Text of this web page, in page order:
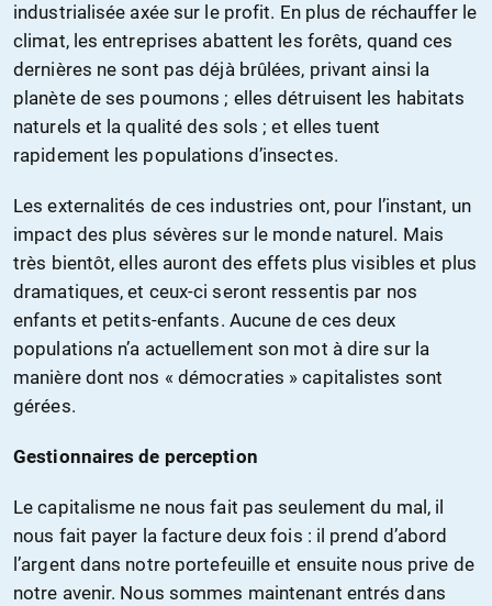
industrialisée axée sur le profit. En plus de réchauffer le
climat, les entreprises abattent les forêts, quand ces
dernières ne sont pas déjà brûlées, privant ainsi la
planète de ses poumons ; elles détruisent les habitats
naturels et la qualité des sols ; et elles tuent
rapidement les populations d’insectes.
Les externalités de ces industries ont, pour l’instant, un
impact des plus sévères sur le monde naturel. Mais
très bientôt, elles auront des effets plus visibles et plus
dramatiques, et ceux-ci seront ressentis par nos
enfants et petits-enfants. Aucune de ces deux
populations n’a actuellement son mot à dire sur la
manière dont nos « démocraties » capitalistes sont
gérées.
Gestionnaires de perception
Le capitalisme ne nous fait pas seulement du mal, il
nous fait payer la facture deux fois : il prend d’abord
l’argent dans notre portefeuille et ensuite nous prive de
notre avenir. Nous sommes maintenant entrés dans